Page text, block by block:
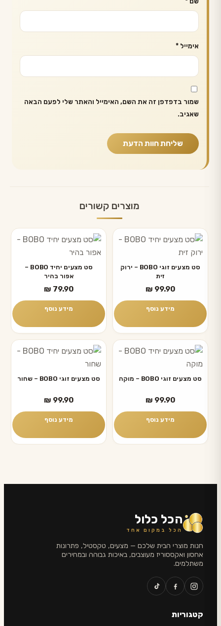
אימייל *
שמור בדפדפן זה את השם, האימייל והאתר שלי לפעם הבאה
שאגיב.
מוצרים קשורים
סט מצעים זוגי BOBO – ירוק
זית
₪ 99.90
מידע נוסף
סט מצעים יחיד BOBO –
אפור בהיר
₪ 79.90
מידע נוסף
סט מצעים זוגי BOBO – מוקה
₪ 99.90
מידע נוסף
סט מצעים זוגי BOBO – שחור
₪ 99.90
מידע נוסף
הכל כלול
הכל במקום אחד
חנות מוצרי הבית שלכם — מצעים, טקסטיל, פתרונות
אחסון ואקססוריז מעוצבים, באיכות גבוהה ובמחירים
משתלמים.
קטגוריות